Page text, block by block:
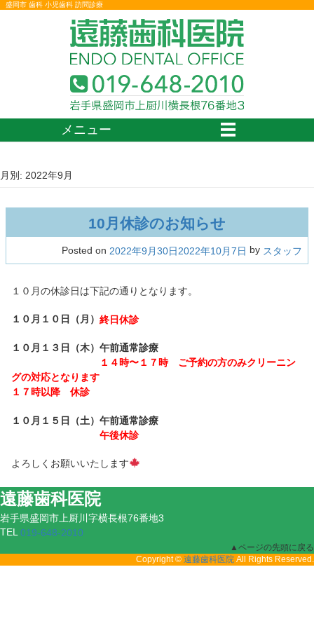
盛岡市 歯科 小児歯科 訪問診療
メニュー
月別: 2022年9月
10月休診のお知らせ
Posted on 2022年9月30日2022年10月7日 by スタッフ
１０月の休診日は下記の通りとなります。
１０月１０日（月） 終日休診
１０月１３日（木）午前通常診療
１４時〜１７時 ご予約の方のみクリーニン
グの対応となります
１７時以降 休診
１０月１５日（土）午前通常診療
午後休診
よろしくお願いいたします
遠藤歯科医院
岩手県盛岡市上厨川字横長根76番地3
TEL 019-648-2010
▲ページの先頭に戻る
Copyright © 遠藤歯科医院 All Rights Reserved.